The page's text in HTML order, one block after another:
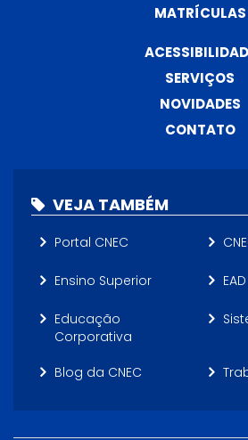
MATRÍCULAS
SERVIÇOS
NOVIDADES
CONTATO
VEJA TAMBÉM
Portal CNEC
Ensino Superior EAD
Educação
Corporativa
Blog da CNEC